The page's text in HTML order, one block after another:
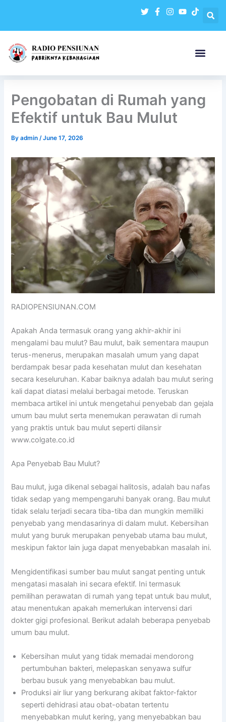
content
Pengobatan di Rumah yang
Efektif untuk Bau Mulut
Byadmin/June 17, 2026
RADIOPENSIUNAN.COM
Apakah Anda termasuk orang yang akhir-akhir ini
mengalami bau mulut? Bau mulut, baik sementara maupun
terus-menerus, merupakan masalah umum yang dapat
berdampak besar pada kesehatan mulut dan kesehatan
secara keseluruhan. Kabar baiknya adalah bau mulut sering
kali dapat diatasi melalui berbagai metode. Teruskan
membaca artikel ini untuk mengetahui penyebab dan gejala
umum bau mulut serta menemukan perawatan di rumah
yang praktis untuk bau mulut seperti dilansir
www.colgate.co.id
Apa Penyebab Bau Mulut?
Bau mulut, juga dikenal sebagai halitosis, adalah bau nafas
tidak sedap yang mempengaruhi banyak orang. Bau mulut
tidak selalu terjadi secara tiba-tiba dan mungkin memiliki
penyebab yang mendasarinya di dalam mulut. Kebersihan
mulut yang buruk merupakan penyebab utama bau mulut,
meskipun faktor lain juga dapat menyebabkan masalah ini.
Mengidentifikasi sumber bau mulut sangat penting untuk
mengatasi masalah ini secara efektif. Ini termasuk
pemilihan perawatan di rumah yang tepat untuk bau mulut,
atau menentukan apakah memerlukan intervensi dari
dokter gigi profesional. Berikut adalah beberapa penyebab
umum bau mulut.
Kebersihan mulut yang tidak memadai mendorong
pertumbuhan bakteri, melepaskan senyawa sulfur
berbau busuk yang menyebabkan bau mulut.
Produksi air liur yang berkurang akibat faktor-faktor
seperti dehidrasi atau obat-obatan tertentu
menyebabkan mulut kering, yang menyebabkan bau